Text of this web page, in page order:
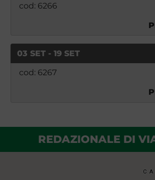
cod: 6266
03 SET - 19 SET
cod: 6267
REDAZIONALE DI